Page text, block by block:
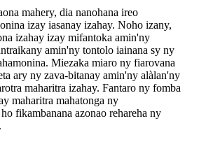
mahery, dia nanohana ireo
izay iasanay izahay. Noho izany,
izahay izay mifantoka amin'ny
amin'ny tontolo iainana sy ny
Miezaka miaro ny fiarovana
ary ny zava-bitanay amin'ny alàlan'ny
maharitra izahay. Fantaro ny fomba
maharitra mahatonga ny
fikambanana azonao rehareha ny